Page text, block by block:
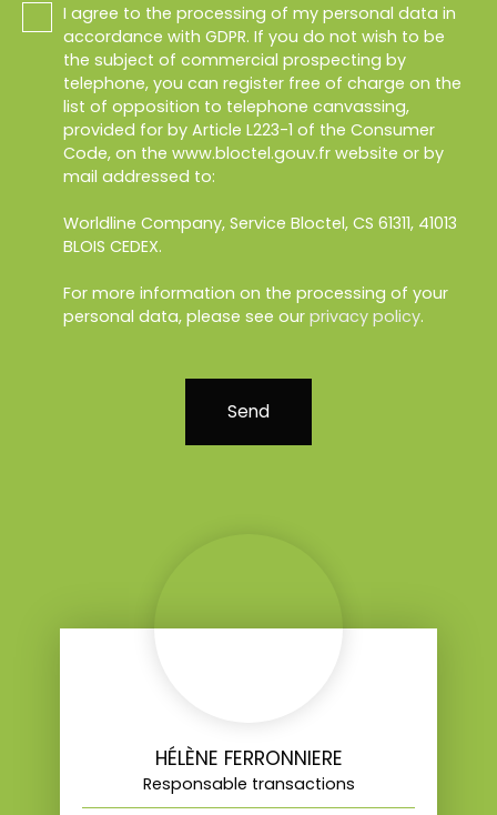
I agree to the processing of my personal data in
accordance with GDPR. If you do not wish to be
the subject of commercial prospecting by
telephone, you can register free of charge on the
list of opposition to telephone canvassing,
provided for by Article L223-1 of the Consumer
Code, on the www.bloctel.gouv.fr website or by
mail addressed to:
Worldline Company, Service Bloctel, CS 61311, 41013
BLOIS CEDEX.
For more information on the processing of your
personal data, please see our privacy policy.
Send
HÉLÈNE FERRONNIERE
Responsable transactions